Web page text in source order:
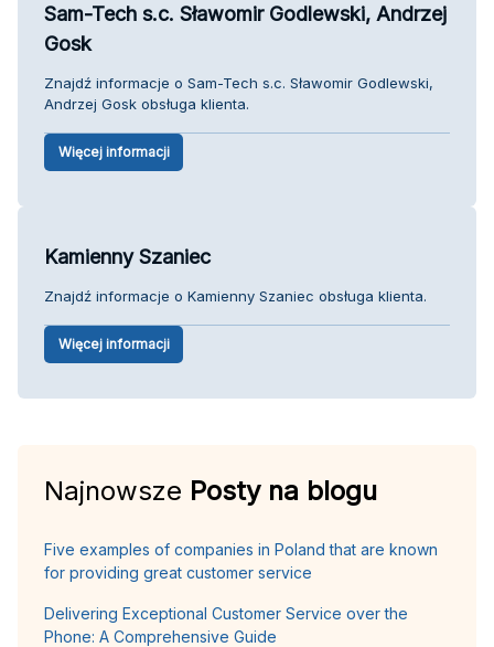
Sam-Tech s.c. Sławomir Godlewski, Andrzej
Gosk
Znajdź informacje o Sam-Tech s.c. Sławomir Godlewski,
Andrzej Gosk obsługa klienta.
Więcej informacji
Kamienny Szaniec
Znajdź informacje o Kamienny Szaniec obsługa klienta.
Więcej informacji
Najnowsze Posty na blogu
Five examples of companies in Poland that are known
for providing great customer service
Delivering Exceptional Customer Service over the
Phone: A Comprehensive Guide